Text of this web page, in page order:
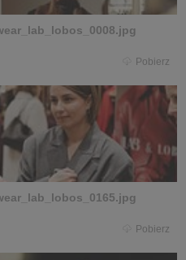
Pobierz
Pobierz